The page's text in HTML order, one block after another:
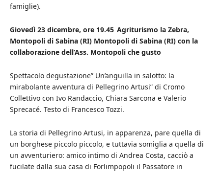
famiglie).
Giovedì 23 dicembre, ore 19.45_Agriturismo la Zebra,
Montopoli di Sabina (RI) Montopoli di Sabina (RI) con la
collaborazione dell’Ass. Montopoli che gusto
Spettacolo degustazione” Un’anguilla in salotto: la
mirabolante avventura di Pellegrino Artusi” di Cromo
Collettivo con Ivo Randaccio, Chiara Sarcona e Valerio
Sprecacé. Testo di Francesco Tozzi.
La storia di Pellegrino Artusi, in apparenza, pare quella di
un borghese piccolo piccolo, e tuttavia somiglia a quella di
un avventuriero: amico intimo di Andrea Costa, cacciò a
fucilate dalla sua casa di Forlimpopoli il Passatore in